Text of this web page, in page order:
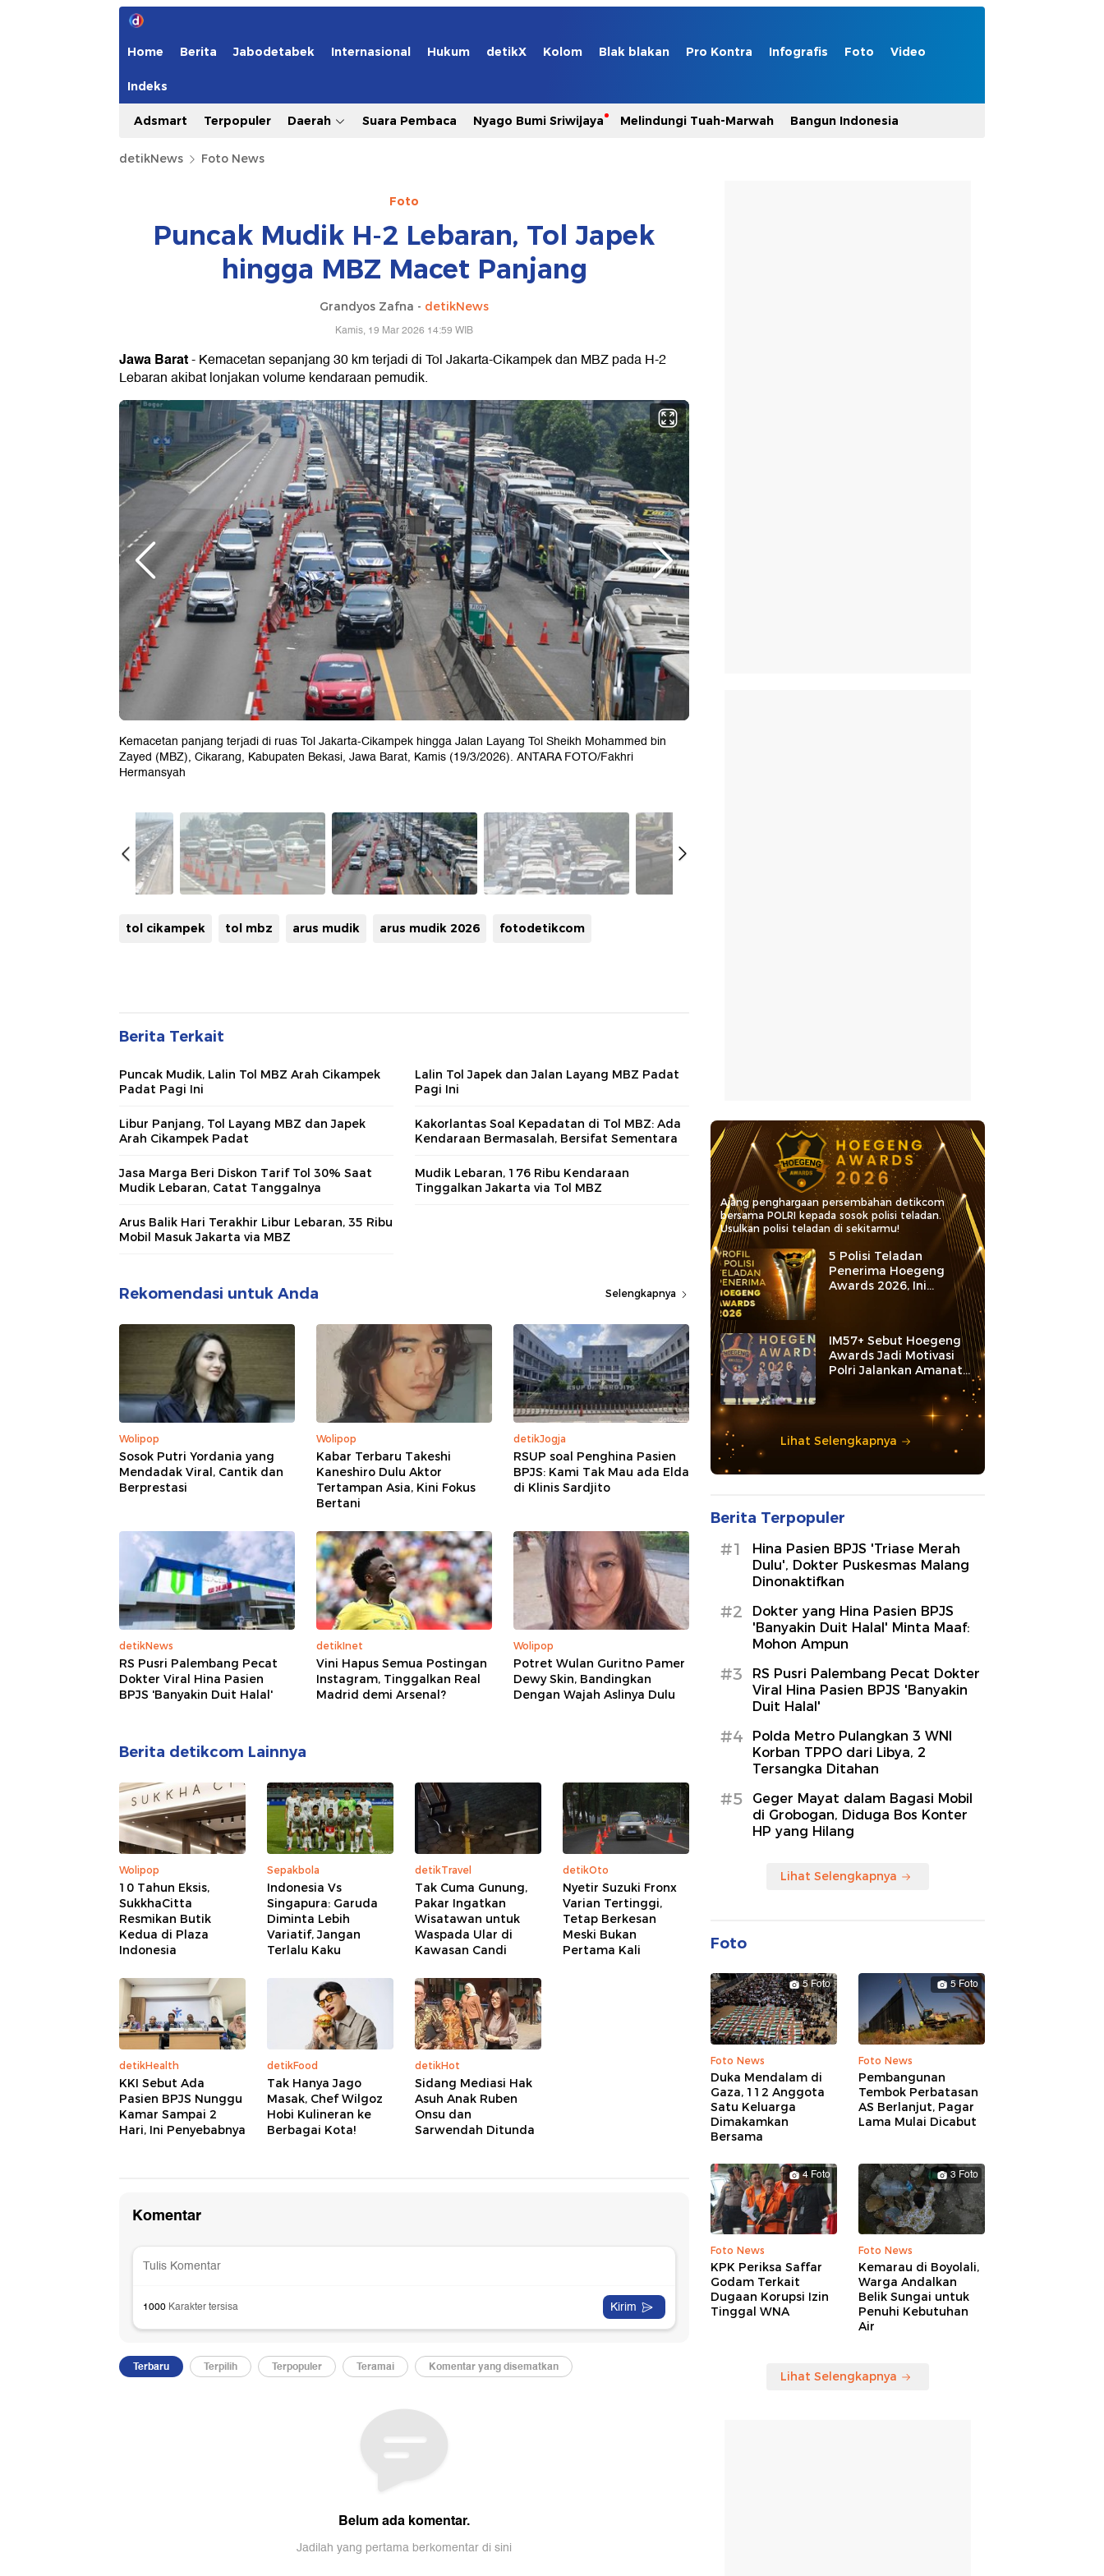
Home Berita Jabodetabek Internasional Hukum detikX Kolom Blak blakan Pro Kontra Infografis Foto Video
Indeks
Adsmart Terpopuler Daerah Suara Pembaca Nyago Bumi Sriwijaya Melindungi Tuah-Marwah Bangun Indonesia
detikNews Foto News
Foto
Puncak Mudik H-2 Lebaran, Tol Japek
hingga MBZ Macet Panjang
Grandyos Zafna - detikNews
Kamis, 19 Mar 2026 14:59 WIB
Jawa Barat- Kemacetan sepanjang 30 km terjadi di Tol Jakarta-Cikampek dan MBZ pada H-2
Lebaran akibat lonjakan volume kendaraan pemudik.
Kemacetan panjang terjadi di ruas Tol Jakarta-Cikampek hingga Jalan Layang Tol Sheikh Mohammed bin
Zayed (MBZ), Cikarang, Kabupaten Bekasi, Jawa Barat, Kamis (19/3/2026). ANTARA FOTO/Fakhri
Hermansyah
tol cikampek tol mbz arus mudik arus mudik 2026 fotodetikcom
Berita Terkait
Puncak Mudik, Lalin Tol MBZ Arah Cikampek
Padat Pagi Ini
Lalin Tol Japek dan Jalan Layang MBZ Padat
Pagi Ini
Libur Panjang, Tol Layang MBZ dan Japek
Arah Cikampek Padat
Kakorlantas Soal Kepadatan di Tol MBZ: Ada
Kendaraan Bermasalah, Bersifat Sementara
Jasa Marga Beri Diskon Tarif Tol 30% Saat
Mudik Lebaran, Catat Tanggalnya
Mudik Lebaran, 176 Ribu Kendaraan
Tinggalkan Jakarta via Tol MBZ
Arus Balik Hari Terakhir Libur Lebaran, 35 Ribu
Mobil Masuk Jakarta via MBZ
Rekomendasi untuk Anda Selengkapnya
Wolipop
Sosok Putri Yordania yang
Mendadak Viral, Cantik dan
Berprestasi
Wolipop
Kabar Terbaru Takeshi
Kaneshiro Dulu Aktor
Tertampan Asia, Kini Fokus
Bertani
detikJogja
RSUP soal Penghina Pasien
BPJS: Kami Tak Mau ada Elda
di Klinis Sardjito
detikNews
RS Pusri Palembang Pecat
Dokter Viral Hina Pasien
BPJS 'Banyakin Duit Halal'
detikInet
Vini Hapus Semua Postingan
Instagram, Tinggalkan Real
Madrid demi Arsenal?
Wolipop
Potret Wulan Guritno Pamer
Dewy Skin, Bandingkan
Dengan Wajah Aslinya Dulu
Berita detikcom Lainnya
Wolipop
10 Tahun Eksis,
SukkhaCitta
Resmikan Butik
Kedua di Plaza
Indonesia
Sepakbola
Indonesia Vs
Singapura: Garuda
Diminta Lebih
Variatif, Jangan
Terlalu Kaku
detikTravel
Tak Cuma Gunung,
Pakar Ingatkan
Wisatawan untuk
Waspada Ular di
Kawasan Candi
detikOto
Nyetir Suzuki Fronx
Varian Tertinggi,
Tetap Berkesan
Meski Bukan
Pertama Kali
detikHealth
KKI Sebut Ada
Pasien BPJS Nunggu
Kamar Sampai 2
Hari, Ini Penyebabnya
detikFood
Tak Hanya Jago
Masak, Chef Wilgoz
Hobi Kulineran ke
Berbagai Kota!
detikHot
Sidang Mediasi Hak
Asuh Anak Ruben
Onsu dan
Sarwendah Ditunda
Ajang penghargaan persembahan detikcom
bersama POLRI kepada sosok polisi teladan.
Usulkan polisi teladan di sekitarmu!
5 Polisi Teladan
Penerima Hoegeng
Awards 2026, Ini
Kategori dan Kiprahnya
IM57+ Sebut Hoegeng
Awards Jadi Motivasi
Polri Jalankan Amanat
Lihat Selengkapnya
Berita Terpopuler
#1
Hina Pasien BPJS 'Triase Merah
Dulu', Dokter Puskesmas Malang
Dinonaktifkan
#2
Dokter yang Hina Pasien BPJS
'Banyakin Duit Halal' Minta Maaf:
Mohon Ampun
#3
RS Pusri Palembang Pecat Dokter
Viral Hina Pasien BPJS 'Banyakin
Duit Halal'
#4
Polda Metro Pulangkan 3 WNI
Korban TPPO dari Libya, 2
Tersangka Ditahan
#5
Geger Mayat dalam Bagasi Mobil
di Grobogan, Diduga Bos Konter
HP yang Hilang
Lihat Selengkapnya
Foto
5 Foto
Foto News
Duka Mendalam di
Gaza, 112 Anggota
Satu Keluarga
Dimakamkan
Bersama
5 Foto
Foto News
Pembangunan
Tembok Perbatasan
AS Berlanjut, Pagar
Lama Mulai Dicabut
4 Foto
Foto News
KPK Periksa Saffar
Godam Terkait
Dugaan Korupsi Izin
Tinggal WNA
3 Foto
Foto News
Kemarau di Boyolali,
Warga Andalkan
Belik Sungai untuk
Penuhi Kebutuhan
Air
Lihat Selengkapnya